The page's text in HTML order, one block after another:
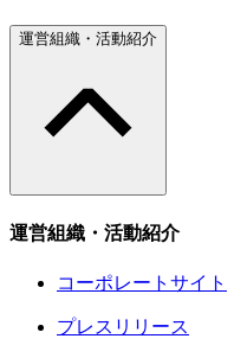
運営組織・活動紹介
運営組織・活動紹介
コーポレートサイト
プレスリリース